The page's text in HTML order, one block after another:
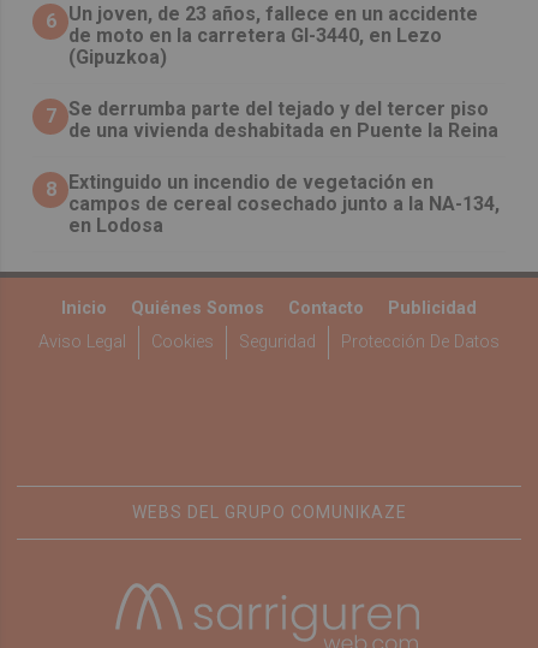
6 Un joven, de 23 años, fallece en un accidente
de moto en la carretera GI-3440, en Lezo
(Gipuzkoa)
7 Se derrumba parte del tejado y del tercer piso
de una vivienda deshabitada en Puente la Reina
8 Extinguido un incendio de vegetación en
campos de cereal cosechado junto a la NA-134,
en Lodosa
Inicio Quiénes Somos Contacto
Publicidad
Aviso Legal
Cookies Seguridad Protección De Datos
WEBS DEL GRUPO COMUNIKAZE